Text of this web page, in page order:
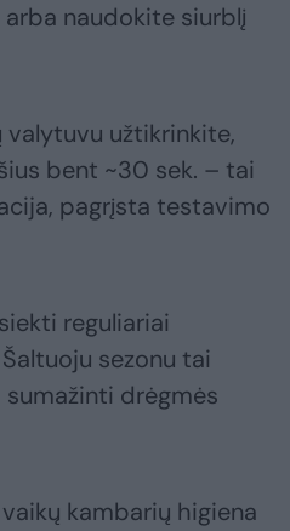
naudokite siurblį
užtikrinkite,
bent ~30 sek. – tai
pagrįsta testavimo
reguliariai
sezonu tai
drėgmės
kambarių higiena